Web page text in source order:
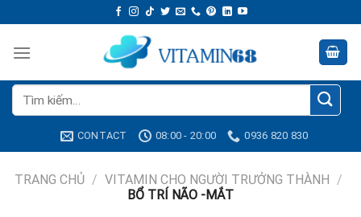
to
content
Tìm
kiếm:
CONTACT 08:00 - 20:00 0936 820 830
TRANG CHỦ / VITAMIN CHO NGƯỜI TRƯỞNG THÀNH /
BỔ TRÍ NÃO -MẮT